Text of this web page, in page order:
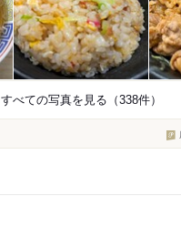
すべての写真を見る（338件）